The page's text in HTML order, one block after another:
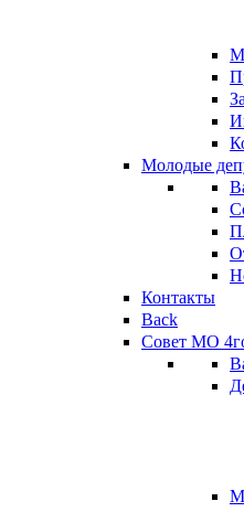
Молодые
Контакты
Back
Совет МО